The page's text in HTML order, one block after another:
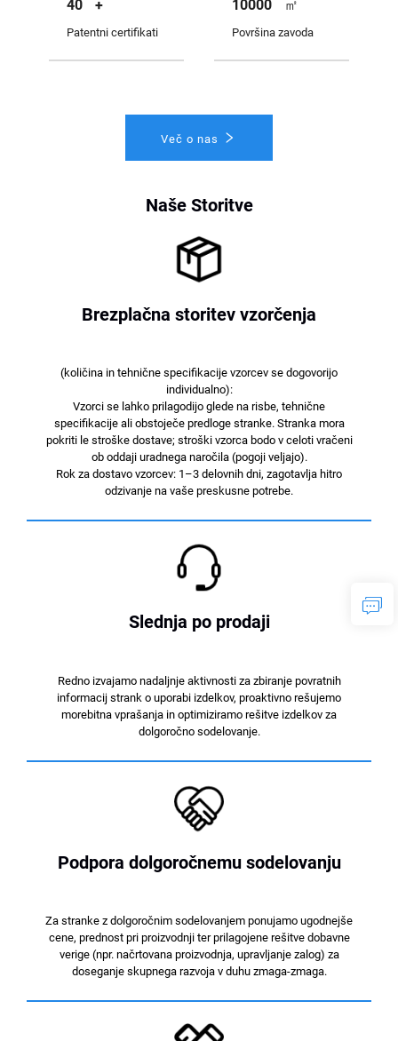
40 +
Patentni certifikati
10000 ㎡
Površina zavoda
Več o nas
Naše Storitve
Brezplačna storitev vzorčenja
(količina in tehnične specifikacije vzorcev se dogovorijo
individualno):
Vzorci se lahko prilagodijo glede na risbe, tehnične
specifikacije ali obstoječe predloge stranke. Stranka mora
pokriti le stroške dostave; stroški vzorca bodo v celoti vračeni
ob oddaji uradnega naročila (pogoji veljajo).
Rok za dostavo vzorcev: 1–3 delovnih dni, zagotavlja hitro
odzivanje na vaše preskusne potrebe.
Slednja po prodaji
Redno izvajamo nadaljnje aktivnosti za zbiranje povratnih
informacij strank o uporabi izdelkov, proaktivno rešujemo
morebitna vprašanja in optimiziramo rešitve izdelkov za
dolgoročno sodelovanje.
Podpora dolgoročnemu sodelovanju
Za stranke z dolgoročnim sodelovanjem ponujamo ugodnejše
cene, prednost pri proizvodnji ter prilagojene rešitve dobavne
verige (npr. načrtovana proizvodnja, upravljanje zalog) za
doseganje skupnega razvoja v duhu zmaga-zmaga.